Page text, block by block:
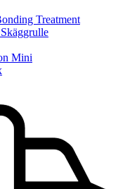
Treatment
Mini